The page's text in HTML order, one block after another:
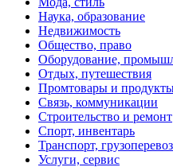
Наука, образование
Недвижимость
Общество, право
Оборудование,
Отдых, путешествия
Промтовары и
Связь, коммуникации
Строительство и ремонт
Cпорт, инвентарь
Транспорт,
Услуги, сервис